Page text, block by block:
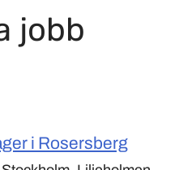
jobb
i Rosersberg